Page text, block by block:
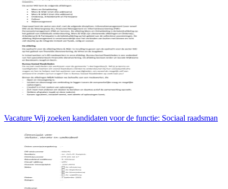
Vacature Wij zoeken kandidaten voor de functie: Sociaal raadsman